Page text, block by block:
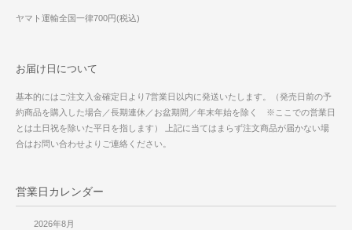
ヤマト運輸全国一律700円(税込)
お届け日について
基本的にはご注文入金確定日より7営業日以内に発送いたします。（発売日前の予
約商品を購入した場合／長期連休／お盆期間／年末年始を除く ※ここでの営業日
とは土日祝を除いた平日を指します） 上記に当てはまらず注文商品が届かない場
合はお問い合わせよりご連絡ください。
営業日カレンダー
2026年8月